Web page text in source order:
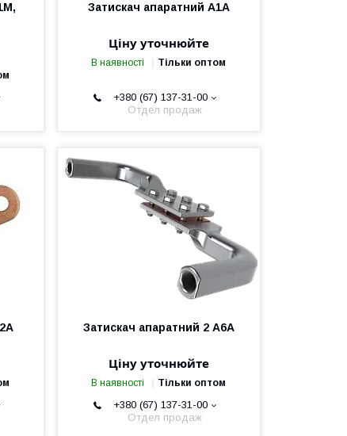
Затискач апаратний А1А
Ціну уточнюйте
В наявності Тільки оптом
+380 (67) 137-31-00
Отдел продаж
Затискач апаратний 2 А6А
Ціну уточнюйте
В наявності Тільки оптом
+380 (67) 137-31-00
Отдел продаж